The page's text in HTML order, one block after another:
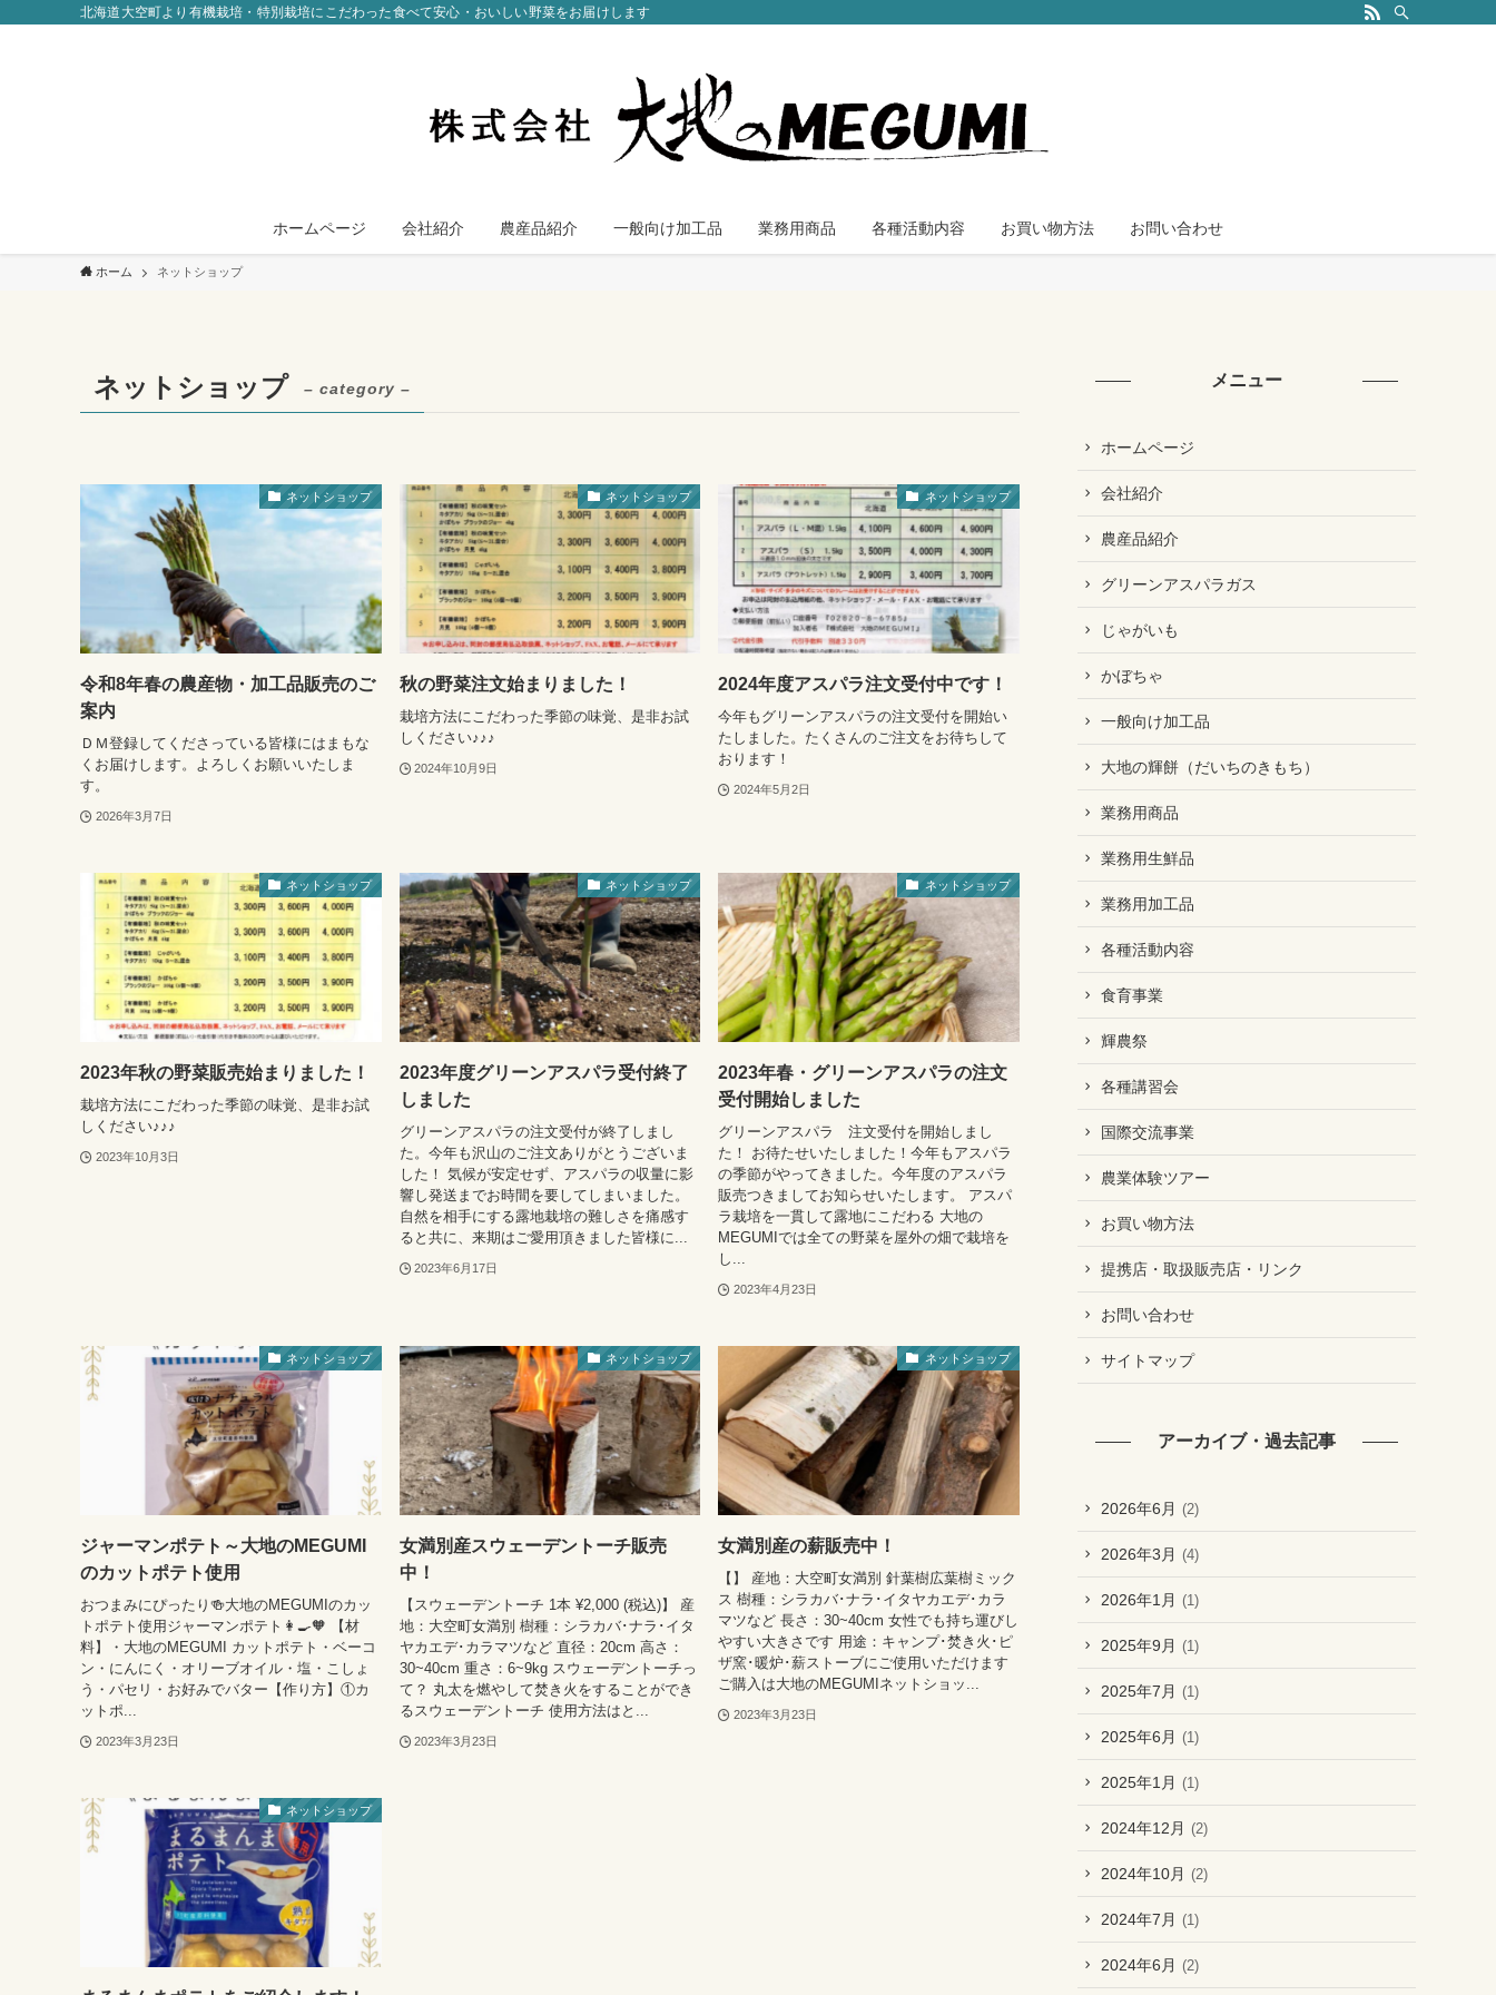
北海道大空町より有機栽培・特別栽培にこだわった食べて安心・おいしい野菜をお届けします
ホームページ 会社紹介 農産品紹介 一般向け加工品 業務用商品 各種活動内容 お買い物方法 お問い合わせ
ホーム ネットショップ
ネットショップ – category –
ネットショップ
令和8年春の農産物・加工品販売のご
案内
ＤＭ登録してくださっている皆様にはまもな
くお届けします。よろしくお願いいたしま
す。
2026年3月7日
ネットショップ
秋の野菜注文始まりました！
栽培方法にこだわった季節の味覚、是非お試
しください♪♪♪
2024年10月9日
ネットショップ
2024年度アスパラ注文受付中です！
今年もグリーンアスパラの注文受付を開始い
たしました。たくさんのご注文をお待ちして
おります！
2024年5月2日
ネットショップ
2023年秋の野菜販売始まりました！
栽培方法にこだわった季節の味覚、是非お試
しください♪♪♪
2023年10月3日
ネットショップ
2023年度グリーンアスパラ受付終了
しました
グリーンアスパラの注文受付が終了しまし
た。今年も沢山のご注文ありがとうございま
した！ 気候が安定せず、アスパラの収量に影
響し発送までお時間を要してしまいました。
自然を相手にする露地栽培の難しさを痛感す
ると共に、来期はご愛用頂きました皆様に...
2023年6月17日
ネットショップ
2023年春・グリーンアスパラの注文
受付開始しました
グリーンアスパラ 注文受付を開始しまし
た！ お待たせいたしました！今年もアスパラ
の季節がやってきました。今年度のアスパラ
販売つきましてお知らせいたします。 アスパ
ラ栽培を一貫して露地にこだわる 大地の
MEGUMIでは全ての野菜を屋外の畑で栽培を
し...
2023年4月23日
ネットショップ
ジャーマンポテト～大地のMEGUMI
のカットポテト使用
おつまみにぴったり🍻大地のMEGUMIのカッ
トポテト使用ジャーマンポテト👩‍🍳🧡 【材
料】・大地のMEGUMI カットポテト・ベーコ
ン・にんにく・オリーブオイル・塩・こしょ
う・パセリ・お好みでバター【作り方】①カ
ットポ...
2023年3月23日
ネットショップ
女満別産スウェーデントーチ販売
中！
【スウェーデントーチ 1本 ¥2,000 (税込)】 産
地：大空町女満別 樹種：シラカバ･ナラ･イタ
ヤカエデ･カラマツなど 直径：20cm 高さ：
30~40cm 重さ：6~9kg スウェーデントーチっ
て？ 丸太を燃やして焚き火をすることができ
るスウェーデントーチ 使用方法はと...
2023年3月23日
ネットショップ
女満別産の薪販売中！
【】 産地：大空町女満別 針葉樹広葉樹ミック
ス 樹種：シラカバ･ナラ･イタヤカエデ･カラ
マツなど 長さ：30~40cm 女性でも持ち運びし
やすい大きさです 用途：キャンプ･焚き火･ピ
ザ窯･暖炉･薪ストーブにご使用いただけます
ご購入は大地のMEGUMIネットショッ...
2023年3月23日
ネットショップ
メニュー
ホームページ
会社紹介
農産品紹介
グリーンアスパラガス
じゃがいも
かぼちゃ
一般向け加工品
大地の輝餅（だいちのきもち）
業務用商品
業務用生鮮品
業務用加工品
各種活動内容
食育事業
輝農祭
各種講習会
国際交流事業
農業体験ツアー
お買い物方法
提携店・取扱販売店・リンク
お問い合わせ
サイトマップ
アーカイブ・過去記事
2026年6月 (2)
2026年3月 (4)
2026年1月 (1)
2025年9月 (1)
2025年7月 (1)
2025年6月 (1)
2025年1月 (1)
2024年12月 (2)
2024年10月 (2)
2024年7月 (1)
2024年6月 (2)